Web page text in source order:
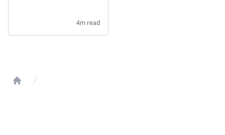
4m read